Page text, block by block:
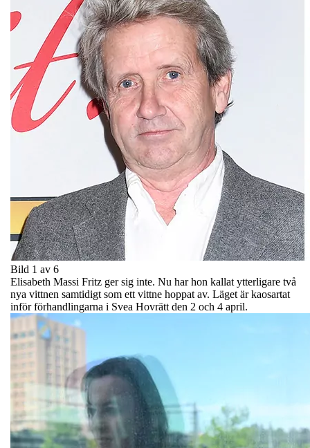
Bild 1 av 6
Elisabeth Massi Fritz ger sig inte. Nu har hon kallat ytterligare två
nya vittnen samtidigt som ett vittne hoppat av. Läget är kaosartat
inför förhandlingarna i Svea Hovrätt den 2 och 4 april.